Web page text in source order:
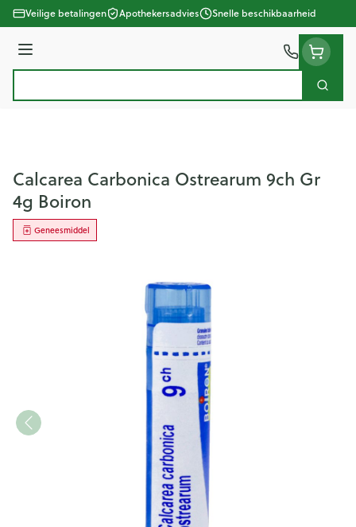
Ga naar de inhoud
Veilige betalingen Apothekersadvies Snelle beschikbaarheid
Menu
Zoek
Calcarea Carbonica Ostrearum 9ch Gr
4g Boiron
Geneesmiddel